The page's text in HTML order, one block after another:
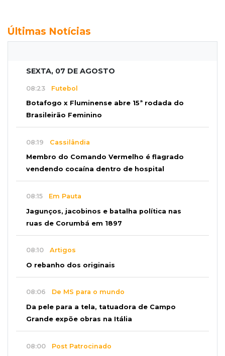
Últimas Notícias
SEXTA, 07 DE AGOSTO
08:23 Futebol
Botafogo x Fluminense abre 15ª rodada do
Brasileirão Feminino
08:19 Cassilândia
Membro do Comando Vermelho é flagrado
vendendo cocaína dentro de hospital
08:15 Em Pauta
Jagunços, jacobinos e batalha política nas
ruas de Corumbá em 1897
08:10 Artigos
O rebanho dos originais
08:06 De MS para o mundo
Da pele para a tela, tatuadora de Campo
Grande expõe obras na Itália
08:00 Post Patrocinado